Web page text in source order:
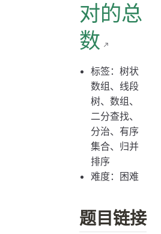
对的总
数
标签：树状
数组、线段
树、数组、
二分查找、
分治、有序
集合、归并
排序
难度：困难
题目链接